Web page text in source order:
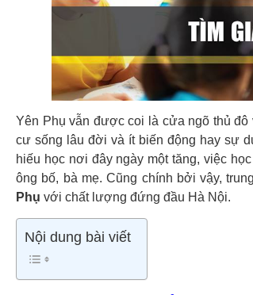
Yên Phụ vẫn được coi là cửa ngõ thủ
cư sống lâu đời và ít biến động hay sự
hiếu học nơi đây ngày một tăng, việc
ông bố, bà mẹ. Cũng chính bởi vậy,
Phụ với chất lượng đứng đầu Hà Nội.
Nội dung bài viết